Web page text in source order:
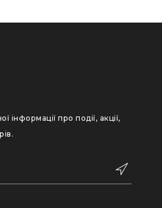
інформації про події, акції,